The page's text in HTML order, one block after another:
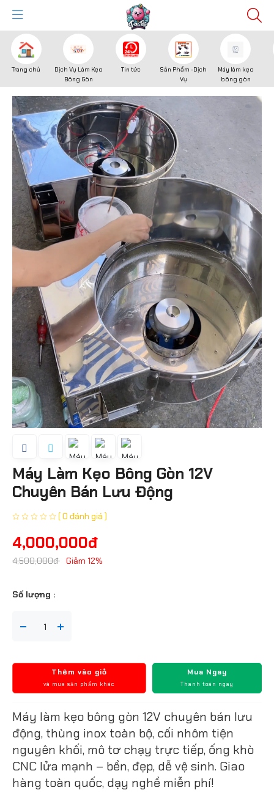
Trang chủ
Dịch Vụ Làm Kẹo
Bông Gòn
Tin tức
Sản Phẩm -Dịch
Vụ
Máy làm kẹo
bông gòn
Máy Làm Kẹo Bông Gòn 12V
Chuyên Bán Lưu Động
( 0 đánh giá )
4,000,000đ
4,500,000đ Giảm 12%
Số lượng :
Thêm vào giỏ
và mua sản phẩm khác
Mua Ngay
Thanh toán ngay
Máy làm kẹo bông gòn 12V chuyên bán lưu
động, thùng inox toàn bộ, cối nhôm tiện
nguyên khối, mô tơ chạy trực tiếp, ống khò
CNC lửa mạnh – bền, đẹp, dễ vệ sinh. Giao
hàng toàn quốc, dạy nghề miễn phí!